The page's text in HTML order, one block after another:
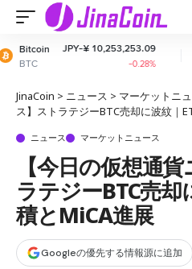
10,253,253.09
Ethereum
ETH
JinaCoin > ニュース > マーケットニ
ス】ストラテジーBTC売却に波紋｜
ニュース マーケットニュース
【今日の仮想通
ラテジーBTC売却
積とMiCA進展
Googleの優先する情報源に追加